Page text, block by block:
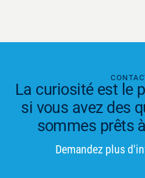
La curiosité est le
si vous avez des
sommes prêts
Demandez plus